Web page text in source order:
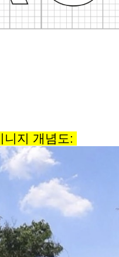
니지 개념도: